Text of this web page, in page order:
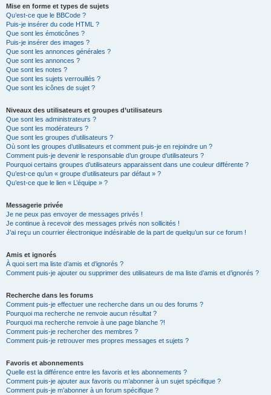
Mise en forme et types de sujets
Qu’est-ce que le BBCode ?
Puis-je insérer du code HTML ?
Que sont les émoticônes ?
Puis-je insérer des images ?
Que sont les annonces générales ?
Que sont les annonces ?
Que sont les notes ?
Que sont les sujets verrouillés ?
Que sont les icônes de sujet ?
Niveaux des utilisateurs et groupes d’utilisateurs
Que sont les administrateurs ?
Que sont les modérateurs ?
Que sont les groupes d’utilisateurs ?
Où sont les groupes d’utilisateurs et comment puis-je en rejoindre un ?
Comment puis-je devenir le responsable d’un groupe d’utilisateurs ?
Pourquoi certains groupes d’utilisateurs apparaissent dans une couleur différente ?
Qu’est-ce qu’un « groupe d’utilisateurs par défaut » ?
Qu’est-ce que le lien « L’équipe » ?
Messagerie privée
Je ne peux pas envoyer de messages privés !
Je continue à recevoir des messages privés non sollicités !
J’ai reçu un courrier électronique indésirable de la part de quelqu’un sur ce forum !
Amis et ignorés
À quoi sert ma liste d’amis et d’ignorés ?
Comment puis-je ajouter ou supprimer des utilisateurs de ma liste d’amis et d’ignorés ?
Recherche dans les forums
Comment puis-je effectuer une recherche dans un ou des forums ?
Pourquoi ma recherche ne renvoie aucun résultat ?
Pourquoi ma recherche renvoie à une page blanche ?!
Comment puis-je rechercher des membres ?
Comment puis-je retrouver mes propres messages et sujets ?
Favoris et abonnements
Quelle est la différence entre les favoris et les abonnements ?
Comment puis-je ajouter aux favoris ou m’abonner à un sujet spécifique ?
Comment puis-je m’abonner à un forum spécifique ?